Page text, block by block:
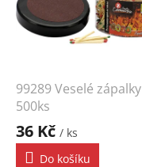
99289 Veselé zápalky
500ks
36 Kč / ks
Do košíku